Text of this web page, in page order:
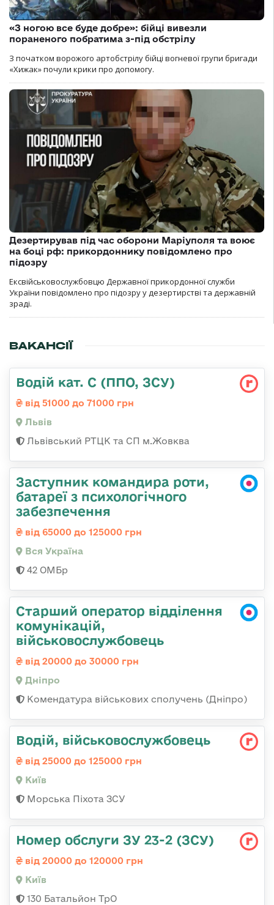
«З ногою все буде добре»: бійці вивезли
пораненого побратима з-під обстрілу
З початком ворожого артобстрілу бійці вогневої групи бригади
«Хижак» почули крики про допомогу.
Дезертирував під час оборони Маріуполя та воює
на боці рф: прикордоннику повідомлено про
підозру
Ексвійськовослужбовцю Державної прикордонної служби
України повідомлено про підозру у дезертирстві та державній
зраді.
ВАКАНСІЇ
Водій кат. С (ППО, ЗСУ)
від 51000 до 71000 грн
Львів
Львівський РТЦК та СП м.Жовква
Заступник командира роти,
батареї з психологічного
забезпечення
від 65000 до 125000 грн
Вся Україна
42 ОМБр
Старший оператор відділення
комунікацій,
військовослужбовець
від 20000 до 30000 грн
Дніпро
Комендатура військових сполучень (Дніпро)
Водій, військовослужбовець
від 25000 до 125000 грн
Київ
Морська Піхота ЗСУ
Номер обслуги ЗУ 23-2 (ЗСУ)
від 20000 до 120000 грн
Київ
130 Батальйон ТрО